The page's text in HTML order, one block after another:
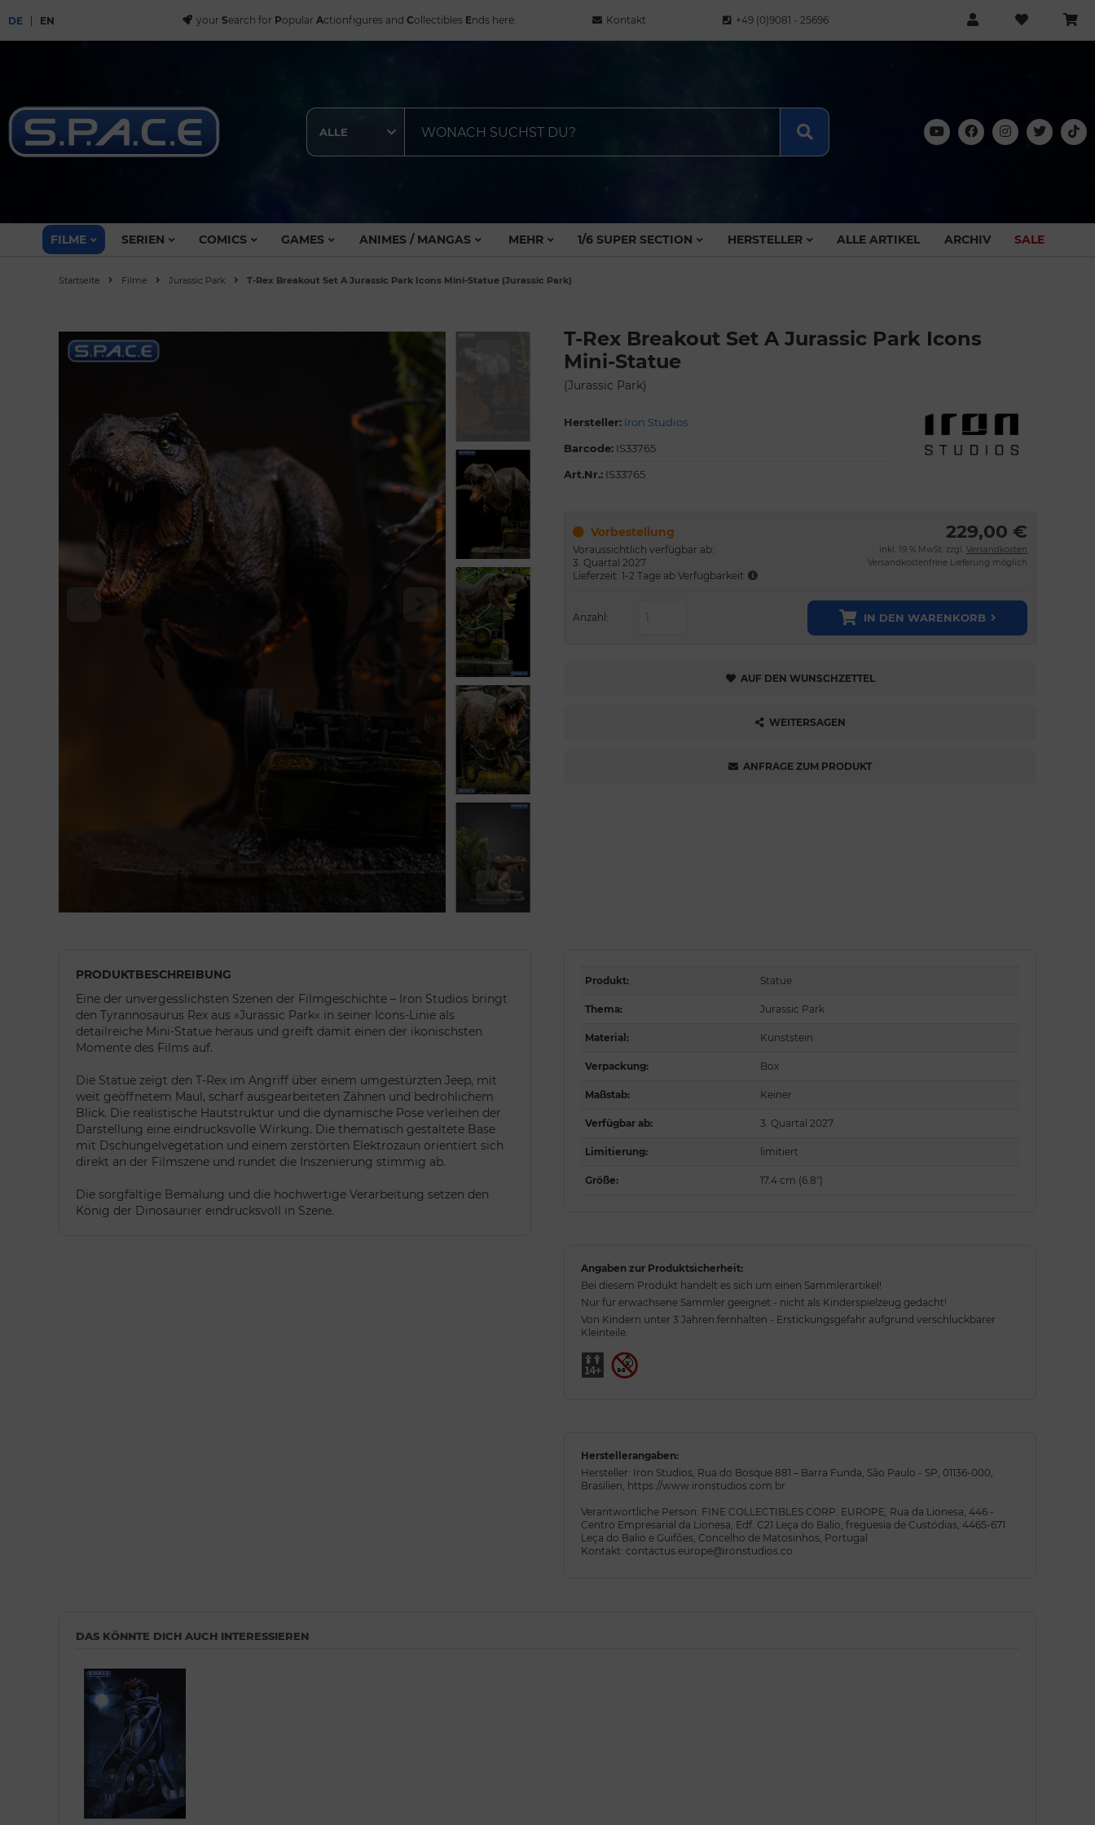
DE EN your Search for Popular Actionfigures and Collectibles Ends here. Kontakt +49 (0)9081 - 25696
ALLE
FILME SERIEN COMICS GAMES ANIMES / MANGAS MEHR 1/6 SUPER SECTION HERSTELLER ALLE ARTIKEL ARCHIV SALE
Startseite Filme Jurassic Park T-Rex Breakout Set A Jurassic Park Icons Mini-Statue (Jurassic Park)
T-Rex Breakout Set A Jurassic Park Icons
Mini-Statue
(Jurassic Park)
Hersteller: Iron Studios
Barcode: IS33765
Art.Nr.: IS33765
Vorbestellung
Voraussichtlich verfügbar ab:
3. Quartal 2027
Lieferzeit: 1-2 Tage ab Verfügbarkeit
229,00 €
inkl. 19 % MwSt. zzgl. Versandkosten
Versandkostenfreie Lieferung möglich
Anzahl: IN DEN WARENKORB
AUF DEN WUNSCHZETTEL
WEITERSAGEN
ANFRAGE ZUM PRODUKT
PRODUKTBESCHREIBUNG
Eine der unvergesslichsten Szenen der Filmgeschichte – Iron Studios bringt
den Tyrannosaurus Rex aus »Jurassic Park« in seiner Icons-Linie als
detailreiche Mini-Statue heraus und greift damit einen der ikonischsten
Momente des Films auf.
Die Statue zeigt den T-Rex im Angriff über einem umgestürzten Jeep, mit
weit geöffnetem Maul, scharf ausgearbeiteten Zähnen und bedrohlichem
Blick. Die realistische Hautstruktur und die dynamische Pose verleihen der
Darstellung eine eindrucksvolle Wirkung. Die thematisch gestaltete Base
mit Dschungelvegetation und einem zerstörten Elektrozaun orientiert sich
direkt an der Filmszene und rundet die Inszenierung stimmig ab.
Die sorgfältige Bemalung und die hochwertige Verarbeitung setzen den
König der Dinosaurier eindrucksvoll in Szene.
Produkt: Statue
Thema: Jurassic Park
Material: Kunststein
Verpackung: Box
Maßstab: Keiner
Verfügbar ab: 3. Quartal 2027
Limitierung: limitiert
Größe: 17.4 cm (6.8")
Angaben zur Produktsicherheit:
Bei diesem Produkt handelt es sich um einen Sammlerartikel!
Nur für erwachsene Sammler geeignet - nicht als Kinderspielzeug gedacht!
Von Kindern unter 3 Jahren fernhalten - Erstickungsgefahr aufgrund verschluckbarer
Kleinteile.
Herstellerangaben:
Hersteller: Iron Studios, Rua do Bosque 881 – Barra Funda, São Paulo - SP, 01136-000,
Brasilien, https://www.ironstudios.com.br
Verantwortliche Person: FINE COLLECTIBLES CORP. EUROPE, Rua da Lionesa, 446 -
Centro Empresarial da Lionesa, Edf. C21 Leça do Balio, freguesia de Custódias, 4465-671
Leça do Balio e Guifões, Concelho de Matosinhos, Portugal
Kontakt: contactus.europe@ironstudios.co
DAS KÖNNTE DICH AUCH INTERESSIEREN